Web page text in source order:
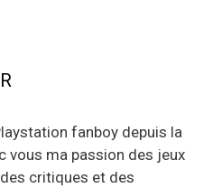
fanboy depuis la
vous ma passion des jeux
critiques et des